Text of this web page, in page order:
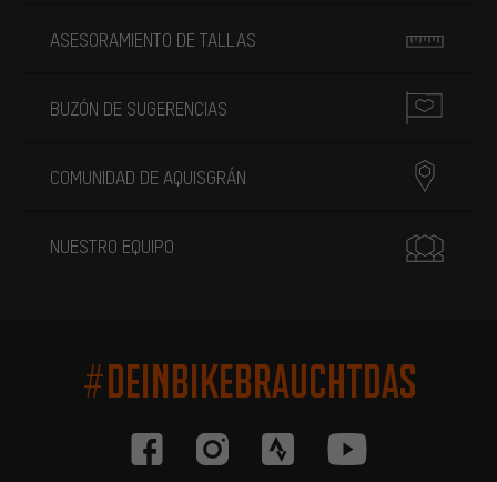
ASESORAMIENTO DE TALLAS
BUZÓN DE SUGERENCIAS
COMUNIDAD DE AQUISGRÁN
NUESTRO EQUIPO
#DEINBIKEBRAUCHTDAS